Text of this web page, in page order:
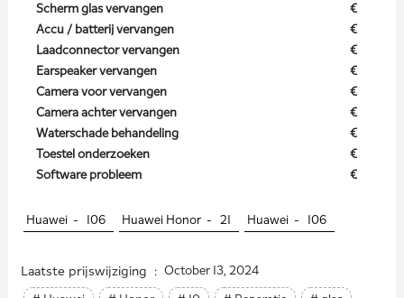
Scherm glas vervangen
€
Accu / batterij vervangen
€
Laadconnector vervangen
€
Earspeaker vervangen
€
Camera voor vervangen
€
Camera achter vervangen
€
Waterschade behandeling
€
Toestel onderzoeken
€
Software probleem
€
Huawei - 106 Huawei Honor - 21 Huawei - 106
Laatste prijswijziging : October 13, 2024